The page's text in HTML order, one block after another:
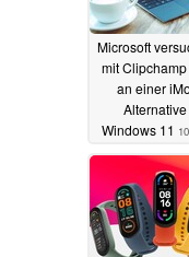
Microsoft
mit
an einer
Windows 11